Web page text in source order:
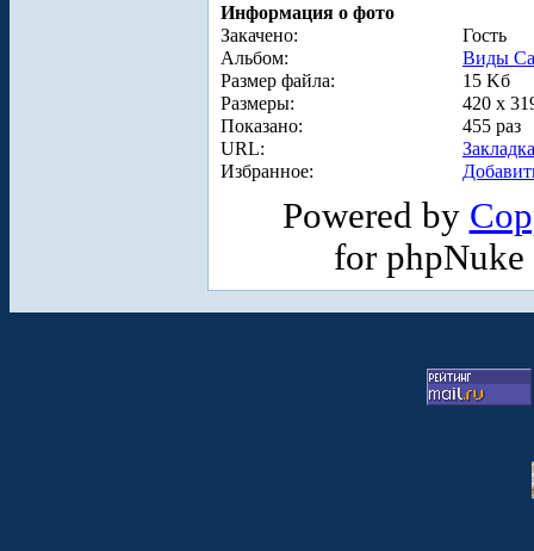
Информация о фото
Закачено:
Гость
Альбом:
Виды
Размер файла:
15 Kб
Размеры:
420 x
Показано:
455 раз
URL:
Избранное:
Powered by
for